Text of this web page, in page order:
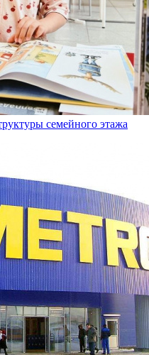
семейного этажа